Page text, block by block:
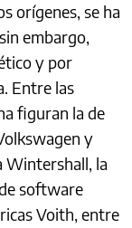
orígenes, se ha
embargo,
y por
Entre las
figuran la de
y
Wintershall, la
software
Voith, entre